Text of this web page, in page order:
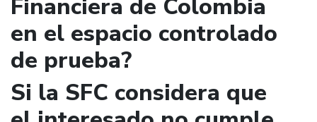
Financiera de Colombia
en el espacio controlado
de prueba?
Si la SFC considera que